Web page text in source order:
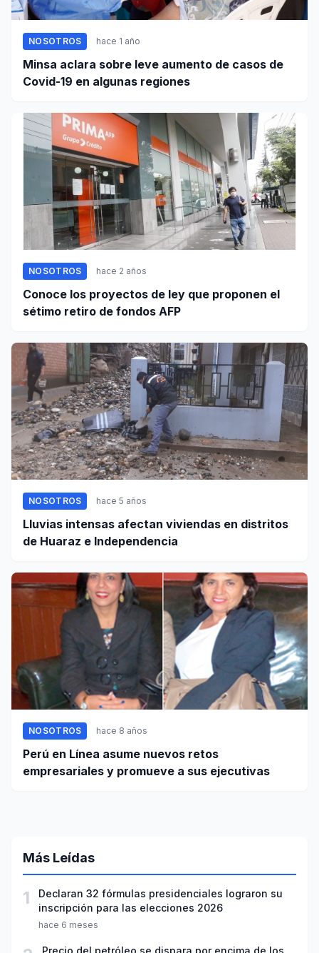
NOSOTROS hace 1 año
Minsa aclara sobre leve aumento de casos de
Covid-19 en algunas regiones
NOSOTROS hace 2 años
Conoce los proyectos de ley que proponen el
sétimo retiro de fondos AFP
NOSOTROS hace 5 años
Lluvias intensas afectan viviendas en distritos
de Huaraz e Independencia
NOSOTROS hace 8 años
Perú en Línea asume nuevos retos
empresariales y promueve a sus ejecutivas
Más Leídas
1
Declaran 32 fórmulas presidenciales lograron su
inscripción para las elecciones 2026
hace 6 meses
Precio del petróleo se dispara por encima de los